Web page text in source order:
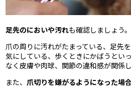
足先のにおいや汚れも確認しましょう。
爪の周りに汚れがたまっている、足先
気にしている、歩くときにかばうとい
なく皮膚や肉球、関節の違和感が関係
また、 爪切りを嫌がるようになった場